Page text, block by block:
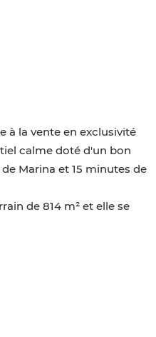
à la vente en exclusivité
calme doté d'un bon
Marina et 15 minutes de
de 814 m² et elle se